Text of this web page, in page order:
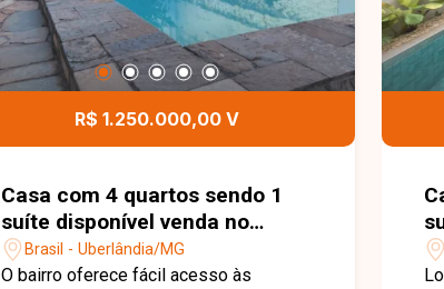
R$ 1.250.000,00 V
Casa com 4 quartos sendo 1
suíte disponível venda no
bairro Brasil em Uberlândia-MG
Brasil - Uberlândia/MG
O bairro oferece fácil acesso às